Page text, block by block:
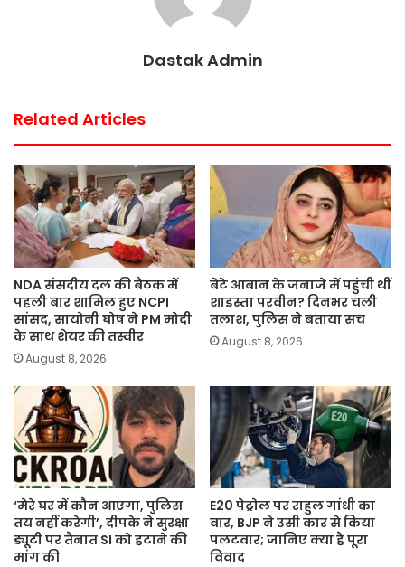
Dastak Admin
Related Articles
NDA संसदीय दल की बैठक में
पहली बार शामिल हुए NCPI
सांसद, सायोनी घोष ने PM मोदी
के साथ शेयर की तस्वीर
August 8, 2026
बेटे आबान के जनाजे में पहुंची थीं
शाइस्ता परवीन? दिनभर चली
तलाश, पुलिस ने बताया सच
August 8, 2026
‘मेरे घर में कौन आएगा, पुलिस
तय नहीं करेगी’, दीपके ने सुरक्षा
ड्यूटी पर तैनात SI को हटाने की
मांग की
E20 पेट्रोल पर राहुल गांधी का
वार, BJP ने उसी कार से किया
पलटवार; जानिए क्या है पूरा
विवाद